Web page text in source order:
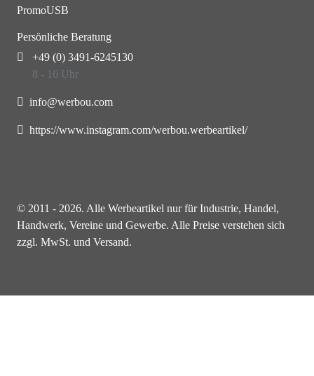
PromoUSB
Persönliche Beratung
+49 (0) 3491-6245130
8 - 16 Uhr
info@werbou.com
https://www.instagram.com/werbou.werbeartikel/
© 2011 - 2026. Alle Werbeartikel nur für Industrie, Handel,
Handwerk, Vereine und Gewerbe. Alle Preise verstehen sich
zzgl. MwSt. und Versand.